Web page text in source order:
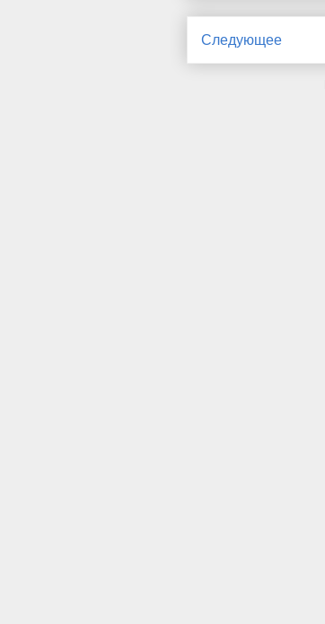
Следующее